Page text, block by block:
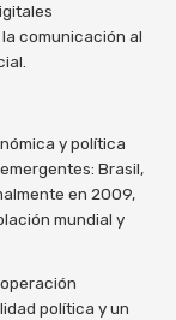
comunicación al
y política
Brasil,
en 2009,
mundial y
política y un